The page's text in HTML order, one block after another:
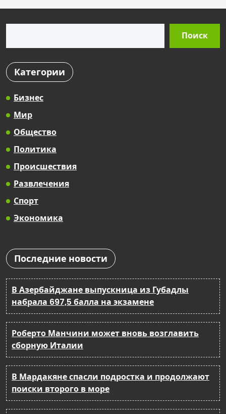
Поиск
Категории
Бизнес
Мир
Общество
Политика
Происшествия
Развлечения
Спорт
Экономика
Последние новости
В Азербайджане выпускница из Губадлы
набрала 697,5 балла на экзамене
Роберто Манчини может вновь возглавить
сборную Италии
В Мардакяне спасли подростка и продолжают
поиски второго в море